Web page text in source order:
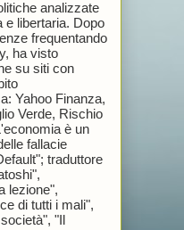
analizzate
e libertaria. Dopo
frequentando
ha visto
su siti con
Yahoo Finanza,
Verde, Rischio
è un
fallacie
traduttore
lezione",
di tutti i mali",
"Il